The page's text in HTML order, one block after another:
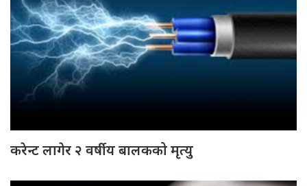
करेन्ट लागेर २ वर्षीय बालकको मृत्यु